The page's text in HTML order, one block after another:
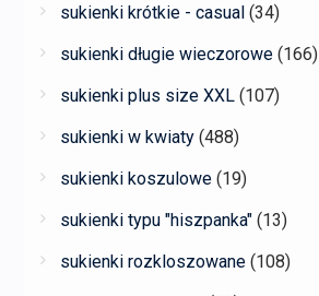
sukienki krótkie - casual (34)
sukienki długie wieczorowe (166)
sukienki plus size XXL (107)
sukienki w kwiaty (488)
sukienki koszulowe (19)
sukienki typu "hiszpanka" (13)
sukienki rozkloszowane (108)